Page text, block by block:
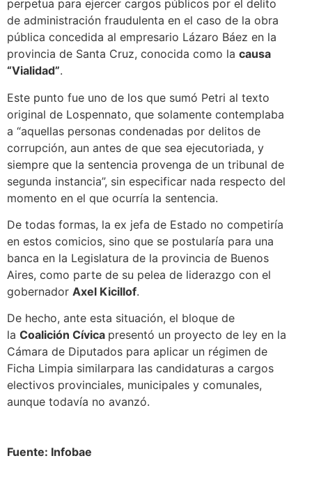
perpetua para ejercer cargos públicos por el delito
de administración fraudulenta en el caso de la obra
pública concedida al empresario Lázaro Báez en la
provincia de Santa Cruz, conocida como la causa
“Vialidad”.
Este punto fue uno de los que sumó Petri al texto
original de Lospennato, que solamente contemplaba
a “aquellas personas condenadas por delitos de
corrupción, aun antes de que sea ejecutoriada, y
siempre que la sentencia provenga de un tribunal de
segunda instancia”, sin especificar nada respecto del
momento en el que ocurría la sentencia.
De todas formas, la ex jefa de Estado no competiría
en estos comicios, sino que se postularía para una
banca en la Legislatura de la provincia de Buenos
Aires, como parte de su pelea de liderazgo con el
gobernador Axel Kicillof.
De hecho, ante esta situación, el bloque de
la Coalición Cívica presentó un proyecto de ley en la
Cámara de Diputados para aplicar un régimen de
Ficha Limpia similarpara las candidaturas a cargos
electivos provinciales, municipales y comunales,
aunque todavía no avanzó.
Fuente: Infobae